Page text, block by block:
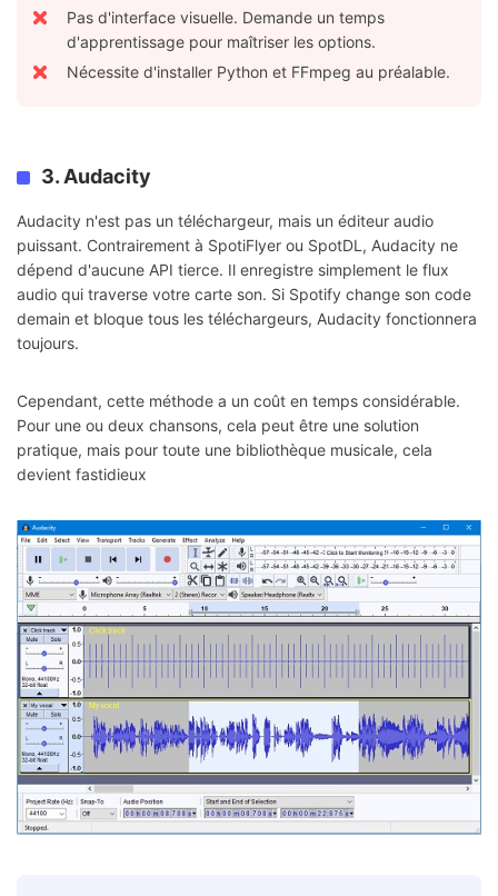
Pas d'interface visuelle. Demande un temps
d'apprentissage pour maîtriser les options.
Nécessite d'installer Python et FFmpeg au préalable.
3. Audacity
Audacity n'est pas un téléchargeur, mais un éditeur audio
puissant. Contrairement à SpotiFlyer ou SpotDL, Audacity ne
dépend d'aucune API tierce. Il enregistre simplement le flux
audio qui traverse votre carte son. Si Spotify change son code
demain et bloque tous les téléchargeurs, Audacity fonctionnera
toujours.
Cependant, cette méthode a un coût en temps considérable.
Pour une ou deux chansons, cela peut être une solution
pratique, mais pour toute une bibliothèque musicale, cela
devient fastidieux